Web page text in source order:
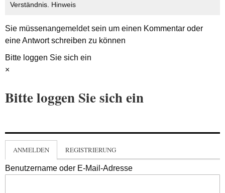
Verständnis. Hinweis
Sie müssenangemeldetsein um einen Kommentar oder
eine Antwort schreiben zu können
Bitte loggen Sie sich ein
×
Bitte loggen Sie sich ein
ANMELDEN REGISTRIERUNG
Benutzername oder E-Mail-Adresse